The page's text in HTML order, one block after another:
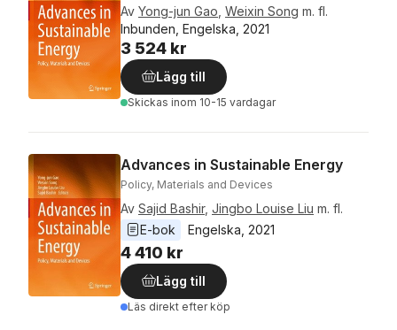
Av Yong-jun Gao Weixin Song m. fl.
Inbunden, Engelska, 2021
3 524 kr
Lägg till
Skickas inom 10-15 vardagar
Advances in Sustainable Energy
Policy, Materials and Devices
Av Sajid Bashir, Jingbo Louise Liu m. fl.
E-bok
Engelska 2021
4 410 kr
Lägg till
Läs direkt efter köp